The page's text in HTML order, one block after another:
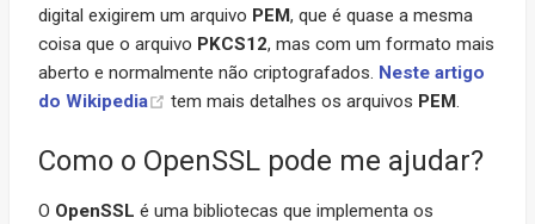
digital exigirem um arquivo PEM, que é quase a mesma
coisa que o arquivo PKCS12, mas com um formato mais
aberto e normalmente não criptografados. Neste artigo
do Wikipedia
tem mais detalhes os arquivos PEM.
Como o OpenSSL pode me ajudar?
O OpenSSL é uma bibliotecas que implementa os